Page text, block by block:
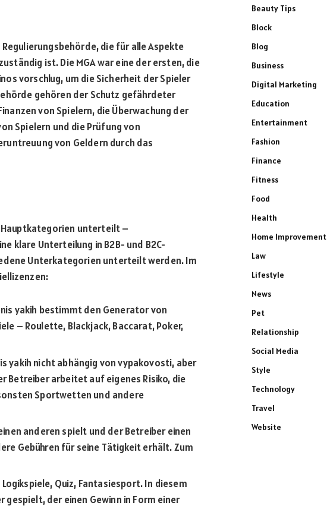
die für alle Aspekte
ist. Die MGA war eine der ersten, die
vorschlug, um die Sicherheit der Spieler
gehören der Schutz gefährdeter
von Spielern, die Überwachung der
Spielern und die Prüfung von
von Geldern durch das
Hauptkategorien unterteilt –
klare Unterteilung in B2B- und B2C-
Unterkategorien unterteilt werden. Im
yakih bestimmt den Generator von
– Roulette, Blackjack, Baccarat, Poker,
yakih nicht abhängig von vypakovosti, aber
Betreiber arbeitet auf eigenes Risiko, die
Sportwetten und andere
anderen spielt und der Betreiber einen
Gebühren für seine Tätigkeit erhält. Zum
Quiz, Fantasiesport. In diesem
gespielt, der einen Gewinn in Form einer
Beauty Tips
Block
Blog
Business
Digital Marketing
Education
Entertainment
Fashion
Finance
Fitness
Food
Health
Home Improvement
Law
Lifestyle
News
Pet
Relationship
Social Media
Style
Technology
Travel
Website